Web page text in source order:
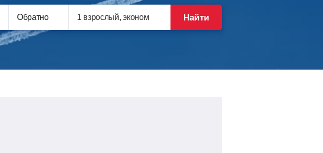
Обратно Найти